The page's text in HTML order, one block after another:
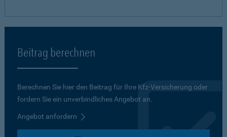
Beitrag berechnen
Berechnen Sie hier den Beitrag für Ihre Kfz-Versicherung oder
fordern Sie ein unverbindliches Angebot an.
Angebot anfordern